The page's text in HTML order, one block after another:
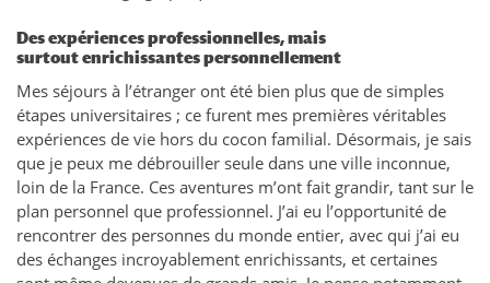
Des expériences professionnelles, mais
surtout enrichissantes personnellement
Mes séjours à l’étranger ont été bien plus que de simples
étapes universitaires ; ce furent mes premières véritables
expériences de vie hors du cocon familial. Désormais, je sais
que je peux me débrouiller seule dans une ville inconnue,
loin de la France. Ces aventures m’ont fait grandir, tant sur le
plan personnel que professionnel. J’ai eu l’opportunité de
rencontrer des personnes du monde entier, avec qui j’ai eu
des échanges incroyablement enrichissants, et certaines